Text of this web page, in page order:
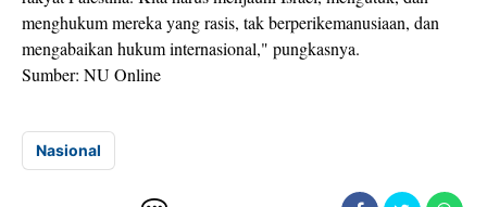
menghukum mereka yang rasis, tak berperikemanusiaan, dan
mengabaikan hukum internasional," pungkasnya.
Sumber: NU Online
Nasional